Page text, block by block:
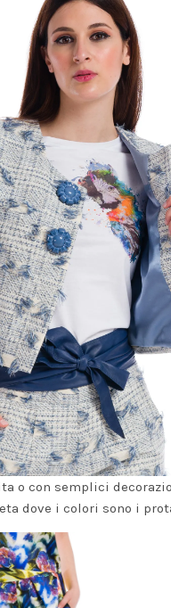
o con semplici
dove i colori sono i